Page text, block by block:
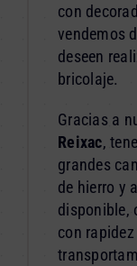
con
vendemos
deseen
bricolaje.
Gracias a
Reixac,
grandes
de hierro y
disponible,
con